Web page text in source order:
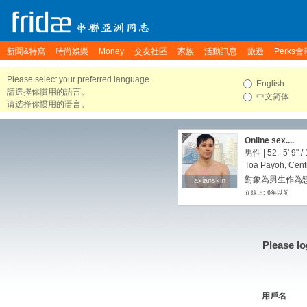
新聞&特寫 時尚娛樂 Money 交友社區 家族 活動訊息 旅遊 Perks會
Please select your preferred language.
請選擇你慣用的語言。
请选择你惯用的语言。
English
中文简体
axianskin
axianskin
Online sex....
男性 | 52 | 5' 9" /
Toa Payoh,
對象為男生作為
在線上: 6年以前
Please
用戶名